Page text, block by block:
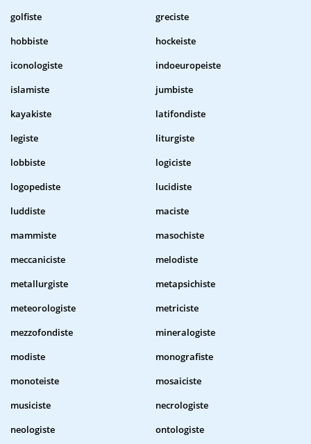
golfiste
greciste
hobbiste
hockeiste
iconologiste
indoeuropeiste
islamiste
jumbiste
kayakiste
latifondiste
legiste
liturgiste
lobbiste
logiciste
logopediste
lucidiste
luddiste
maciste
mammiste
masochiste
meccaniciste
melodiste
metallurgiste
metapsichiste
meteorologiste
metriciste
mezzofondiste
mineralogiste
modiste
monografiste
monoteiste
mosaiciste
musiciste
necrologiste
neologiste
ontologiste